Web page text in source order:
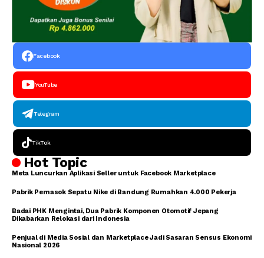
Facebook
YouTube
Telegram
TikTok
Hot Topic
Meta Luncurkan Aplikasi Seller untuk Facebook Marketplace
Pabrik Pemasok Sepatu Nike di Bandung Rumahkan 4.000 Pekerja
Badai PHK Mengintai, Dua Pabrik Komponen Otomotif Jepang
Dikabarkan Relokasi dari Indonesia
Penjual di Media Sosial dan Marketplace Jadi Sasaran Sensus Ekonomi
Nasional 2026